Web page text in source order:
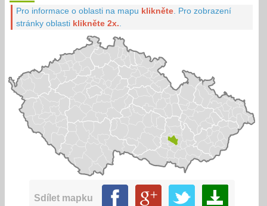
Pro informace o oblasti na mapu klikněte Pro zobrazení
stránky oblasti klikněte 2x.
Sdílet mapku